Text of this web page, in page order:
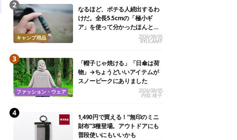
キャンプ用品
なるほど、ポチる人続出するわ
けだ。全長5.5cmの「極小ギ
ア」を使って分かったほんとの
2026/08/05
RYUCAMP
ファッション・ウェア
「帽子じゃ焼ける」「日傘は荷
物」→ちょうどいいアイテムが
スノーピークにありました
2026/08/05
内舘 綾子
1,490円で買える！“無印のミニ
財布”3種登場。アウトドアにも
普段使いにもいいかも